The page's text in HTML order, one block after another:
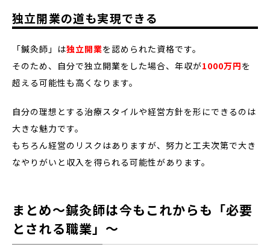
独立開業の道も実現できる
「鍼灸師」は独立開業を認められた資格です。
そのため、自分で独立開業をした場合、年収が1000万円を
超える可能性も高くなります。
自分の理想とする治療スタイルや経営方針を形にできるのは
大きな魅力です。
もちろん経営のリスクはありますが、努力と工夫次第で大き
なやりがいと収入を得られる可能性があります。
まとめ～鍼灸師は今もこれからも「必要
とされる職業」～